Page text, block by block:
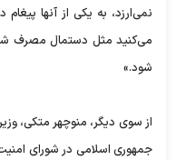
نمی‌ارزد، به يكی از آنها
می‌كنيد مثل دستمال مصرف
شود.»
از سوی دیگر، منوچهر متكی،
جمهوری اسلامی در شورای